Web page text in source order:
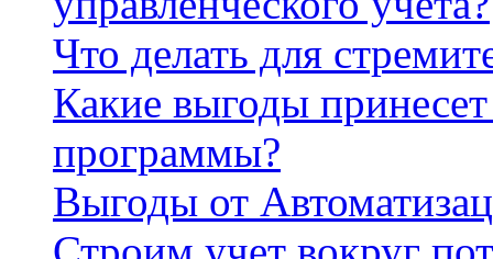
Что делать для
Какие выгоды
программы?
Выгоды от